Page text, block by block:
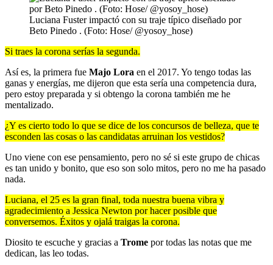
Luciana Fuster impactó con su traje típico diseñado por
Beto Pinedo . (Foto: Hose/ @yosoy_hose)
Si traes la corona serías la segunda.
Así es, la primera fue Majo Lora en el 2017. Yo tengo todas las
ganas y energías, me dijeron que esta sería una competencia dura,
pero estoy preparada y si obtengo la corona también me he
mentalizado.
¿Y es cierto todo lo que se dice de los concursos de belleza, que te
esconden las cosas o las candidatas arruinan los vestidos?
Uno viene con ese pensamiento, pero no sé si este grupo de chicas
es tan unido y bonito, que eso son solo mitos, pero no me ha pasado
nada.
Luciana, el 25 es la gran final, toda nuestra buena vibra y
agradecimiento a Jessica Newton por hacer posible que
conversemos. Éxitos y ojalá traigas la corona.
Diosito te escuche y gracias a Trome por todas las notas que me
dedican, las leo todas.